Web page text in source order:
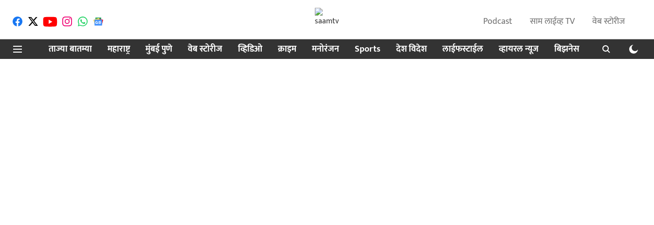
Podcast साम लाईव्ह TV
वेब स्टोरीज
ताज्या बातम्या
महाराष्ट्र मुंबई पुणे वेब स्टोरीज व्हिडिओ क्राइम मनोरंजन Sports देश विदेश लाईफस्टाईल व्हायरल न्यूज बिझनेस